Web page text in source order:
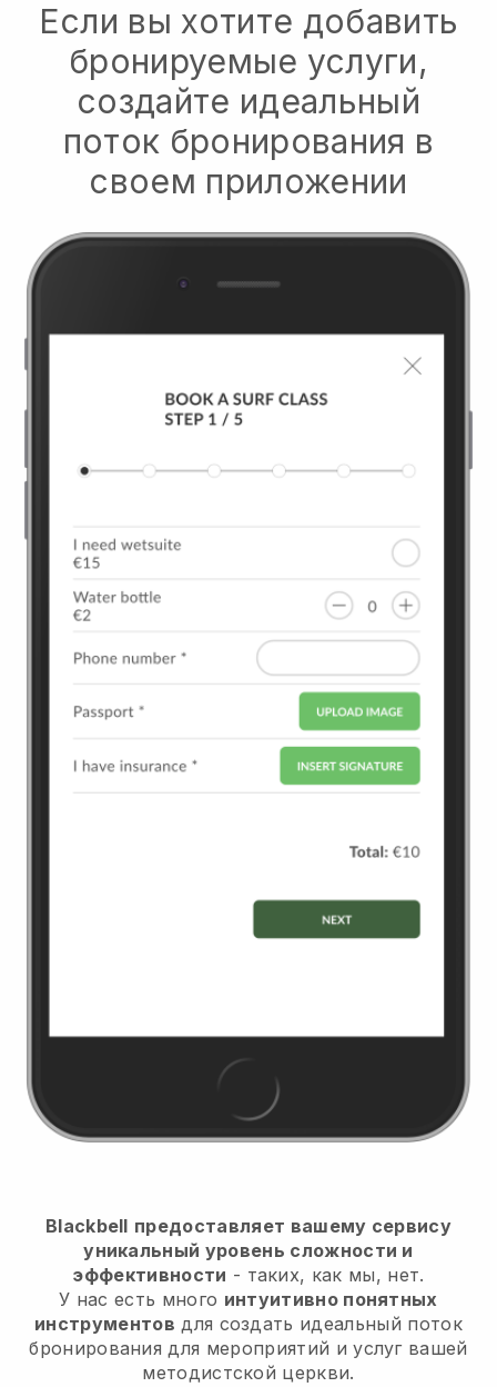
Если вы хотите добавить
бронируемые услуги,
создайте идеальный
поток бронирования в
своем приложении
Blackbell предоставляет вашему сервису
уникальный уровень сложности и
эффективности - таких, как мы, нет.
У нас есть много интуитивно понятных
инструментов для создать идеальный поток
бронирования для мероприятий и услуг вашей
методистской церкви.